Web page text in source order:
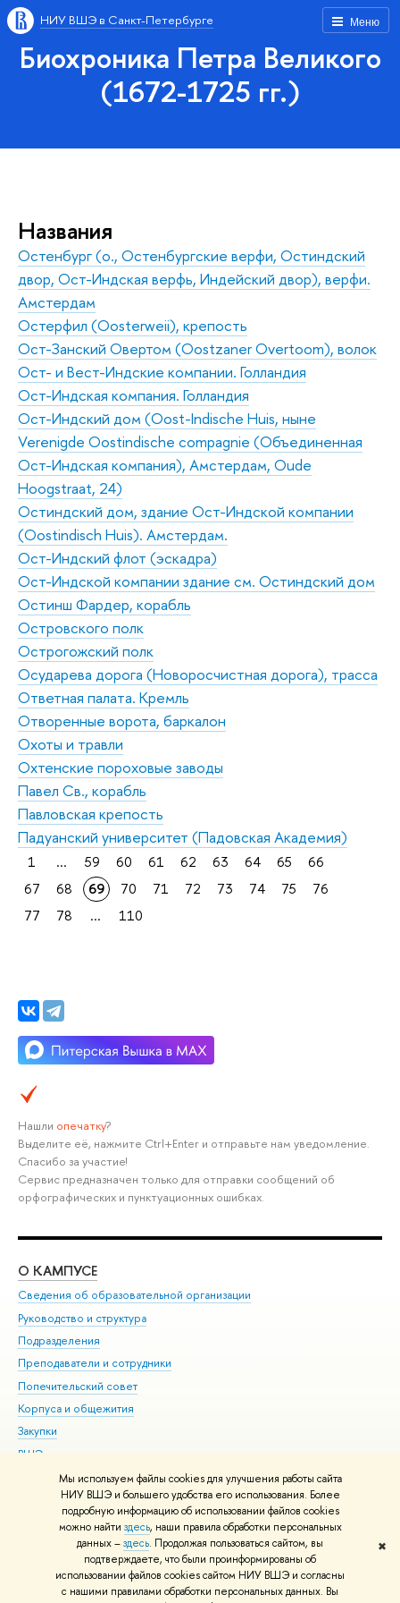
Мы используем файлы cookies для улучшения работы сайта
НИУ ВШЭ и большего удобства его использования. Более
подробную информацию об использовании файлов cookies
можно найти здесь, наши правила обработки персональных
данных –здесь. Продолжая пользоваться сайтом, вы
подтверждаете, что были проинформированы об
использовании файлов cookies сайтом НИУ ВШЭ и согласны
с нашими правилами обработки персональных данных. Вы
✖
Меню
НИУ ВШЭ в Санкт-Петербурге
Биохроника Петра Великого
(1672-1725 гг.)
Названия
Остенбург (о., Остенбургские верфи, Остиндский
двор, Ост-Индская верфь, Индейский двор), верфи.
Амстердам
Остерфил (Oosterweii), крепость
Ост-Занский Овертом (Oostzaner Overtoom), волок
Ост- и Вест-Индские компании. Голландия
Ост-Индская компания. Голландия
Ост-Индский дом (Oost-Indischе Huis, ныне
Verenigde Oostindische compagnie (Объединенная
Ост-Индская компания), Амстердам, Oude
Hoogstraat, 24)
Остиндский дом, здание Ост-Индской компании
(Oostindisch Huis). Амстердам.
Ост-Индский флот (эскадра)
Ост-Индской компании здание см. Остиндский дом
Остинш Фардер, корабль
Островского полк
Острогожский полк
Осударева дорога (Новоросчистная дорога), трасса
Ответная палата. Кремль
Отворенные ворота, баркалон
Охоты и травли
Охтенские пороховые заводы
Павел Св., корабль
Павловская крепость
Падуанский университет (Падовская Академия)
1 ... 59 60 61 62 63 64 65
66
67
68 69 70 71 72 73 74 75
76
77
78 ... 110
Нашли опечатку?
Выделите её, нажмите Ctrl+Enter и отправьте нам уведомление.
Спасибо за участие!
Сервис предназначен только для отправки сообщений об
орфографических и пунктуационных ошибках.
О КАМПУСЕ
Сведения об образовательной организации
Руководство и структура
Подразделения
Преподаватели и сотрудники
Попечительский совет
Корпуса и общежития
Закупки
ВШЭ для студентов с ограниченными возможностями
здоровья и инвалидностью
Версия для слабовидящих
Единая платежная страница
© НИУ ВШЭ 1993–2026 Адреса и контакты Условия использования
материалов Политика конфиденциальности Карта сайта